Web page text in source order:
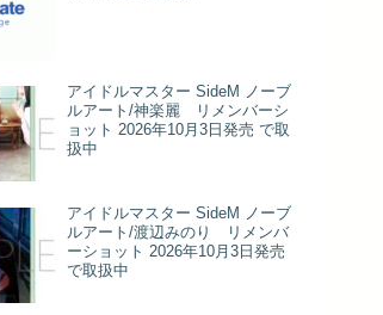
アイドルマスター SideM ノーブ
ルアート/神楽麗 リメンバーシ
ョット 2026年10月3日発売 で取
扱中
アイドルマスター SideM ノーブ
ルアート/渡辺みのり リメンバ
ーショット 2026年10月3日発売
で取扱中